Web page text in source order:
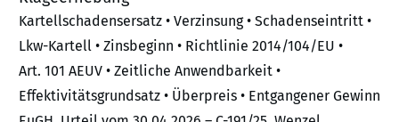
Kartellschadensersatz • Verzinsung • Schadenseintritt •
Lkw-Kartell • Zinsbeginn • Richtlinie 2014/104/EU •
Art. 101 AEUV • Zeitliche Anwendbarkeit •
Effektivitätsgrundsatz • Überpreis • Entgangener Gewinn